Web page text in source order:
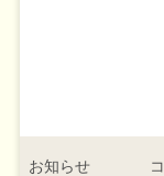
お知らせ